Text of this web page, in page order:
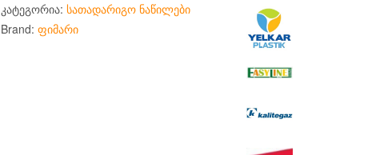
კატეგორია: სათადარიგო ნაწილები
Brand: ფიმარი